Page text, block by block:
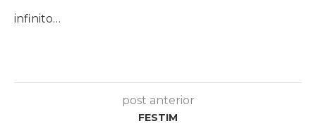
infinito…
post anterior
FESTIM